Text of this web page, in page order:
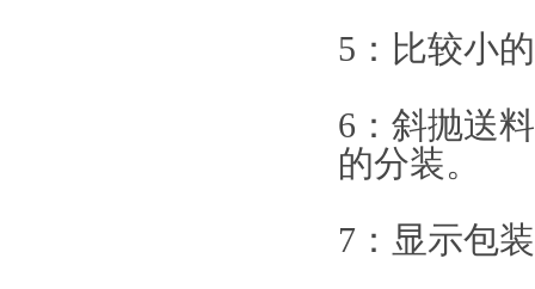
5：比较小
6：斜抛送
的分装。
7：显示包